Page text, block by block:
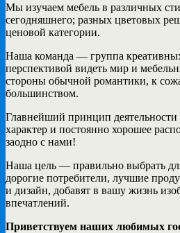
Мы изучаем мебель в различных
сегодняшнего; разных цветовых
ценовой категории.
Наша команда — группа
перспективой видеть мир и
стороны обычной романтики, к
большинством.
Главнейший принцип
характер и постоянно хорошее
заодно с нами!
Наша цель — правильно выбрать
дорогие потребители, лучшие
и дизайн, добавят в вашу жизнь
впечатлений.
Приветствуем наших любимых